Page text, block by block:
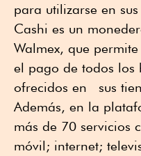
para utilizarse en
Cashi es un
Walmex, que
el pago de todos los
ofrecidos en sus
Además, en la
más de 70 servicios
móvil; internet;